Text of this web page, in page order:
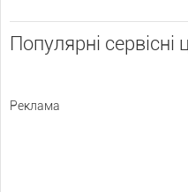
Популярні сервісні
Реклама